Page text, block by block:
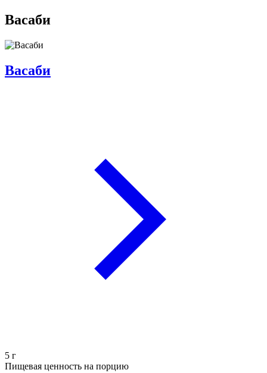
Васаби
Васаби
5 г
Пищевая ценность на порцию